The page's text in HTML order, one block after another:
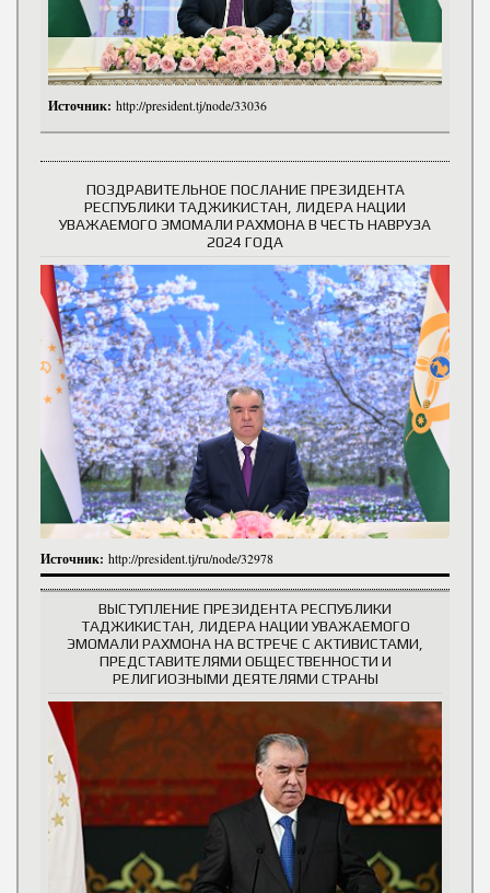
Источник: http://president.tj/node/33036
ПОЗДРАВИТЕЛЬНОЕ ПОСЛАНИЕ ПРЕЗИДЕНТА
РЕСПУБЛИКИ ТАДЖИКИСТАН, ЛИДЕРА НАЦИИ
УВАЖАЕМОГО ЭМОМАЛИ РАХМОНА В ЧЕСТЬ НАВРУЗА
2024 ГОДА
Источник: http://president.tj/ru/node/32978
ВЫСТУПЛЕНИЕ ПРЕЗИДЕНТА РЕСПУБЛИКИ
ТАДЖИКИСТАН, ЛИДЕРА НАЦИИ УВАЖАЕМОГО
ЭМОМАЛИ РАХМОНА НА ВСТРЕЧЕ С АКТИВИСТАМИ,
ПРЕДСТАВИТЕЛЯМИ ОБЩЕСТВЕННОСТИ И
РЕЛИГИОЗНЫМИ ДЕЯТЕЛЯМИ СТРАНЫ